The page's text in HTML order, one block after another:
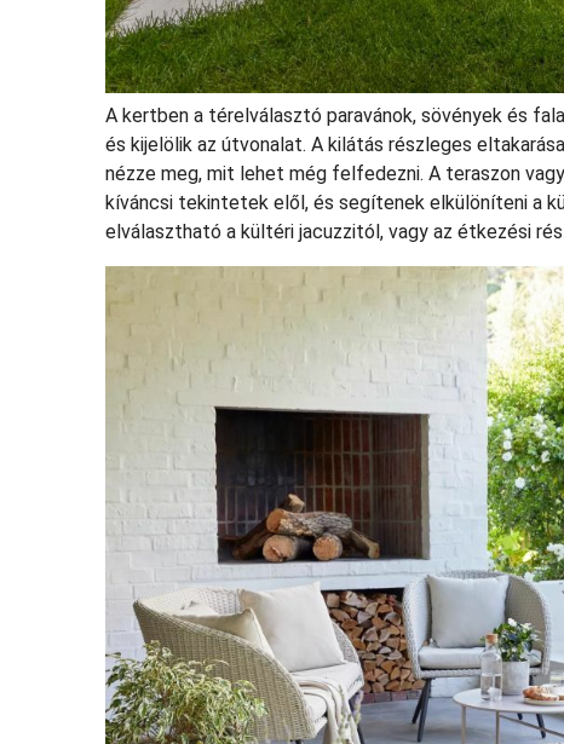
A kertben a térelválasztó paravánok, sövények és
és kijelölik az útvonalat. A kilátás részleges
nézze meg, mit lehet még felfedezni. A teraszon
kíváncsi tekintetek elől, és segítenek elkülöníteni a
elválasztható a kültéri jacuzzitól, vagy az étkezési